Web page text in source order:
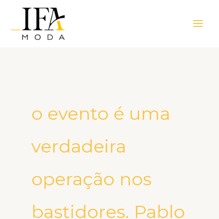
Menu
o evento é uma
verdadeira
operação nos
bastidores. Pablo